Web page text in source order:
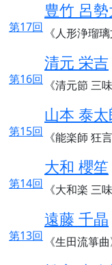
第17回
豊竹 呂
《人形浄瑠
第16回
清元 栄吉
《清元節 三
第15回
山本 泰太
《能楽師 狂
第14回
大和 櫻笙
《大和楽 三
第13回
遠藤 千晶
《生田流箏曲